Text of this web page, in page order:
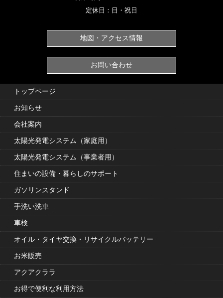
定休日：日・祝日
地図・アクセス情報
お問い合わせ
トップページ
お知らせ
会社案内
太陽光発電システム（家庭用）
太陽光発電システム（事業者用）
住まいの設備・暮らしのサポート
ガソリンスタンド
手洗い洗車
車検
オイル・タイヤ交換・リサイクルバッテリー
お米販売
アクアクララ
お得で便利な利用方法